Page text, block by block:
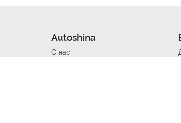
Autoshina
О нас